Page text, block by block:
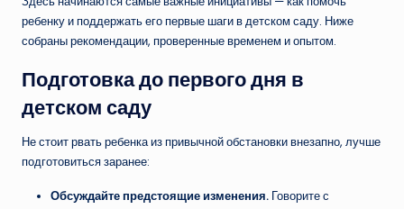
ребенку и поддержать его первые шаги в детском саду. Ниже
собраны рекомендации, проверенные временем и опытом.
Подготовка до первого дня в
детском саду
Не стоит рвать ребенка из привычной обстановки внезапно, лучше
подготовиться заранее:
Обсуждайте предстоящие изменения. Говорите с